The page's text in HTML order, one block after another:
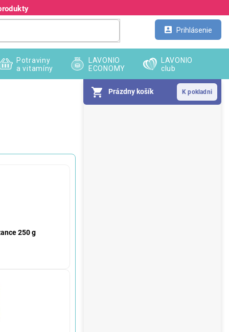
Prihlásenie
Prázdny košík
Potraviny
a vitamíny
LAVONIO
ECONOMY
LAVONIO
club
250 g